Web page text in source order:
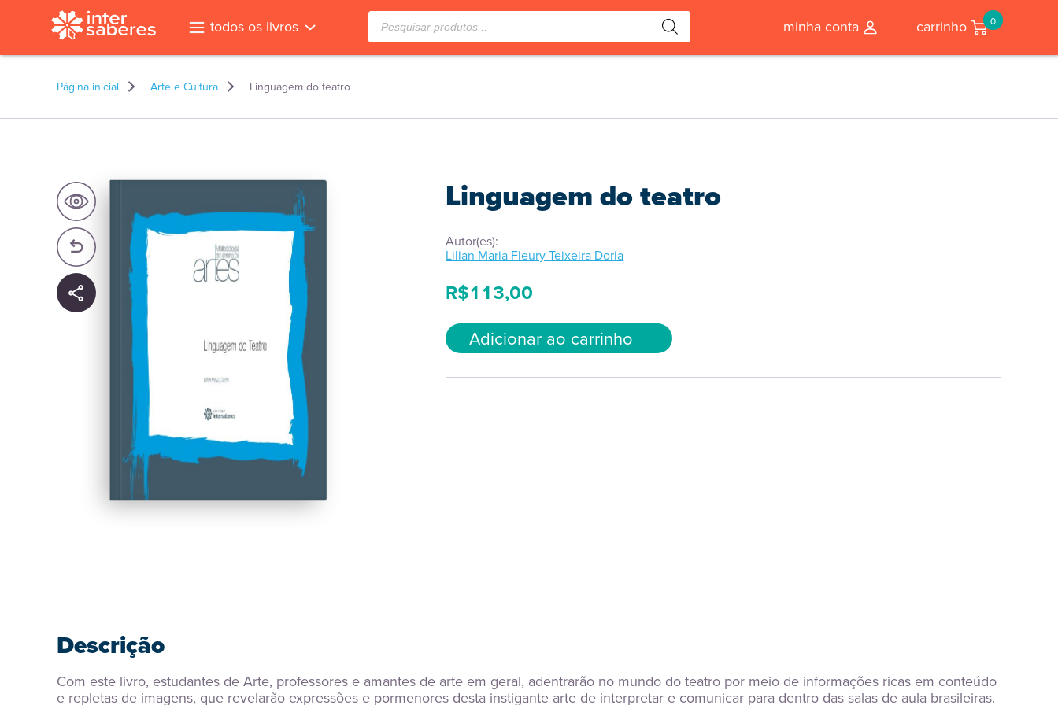
todos os livros
Pesquisar
produtos
minha conta carrinho 0
Página inicial Arte e Cultura Linguagem do teatro
Linguagem do teatro
Autor(es):
Lilian Maria Fleury Teixeira Doria
R$113,00
Adicionar ao carrinho
Descrição
Com este livro, estudantes de Arte, professores e amantes de arte em geral, adentrarão no mundo do teatro por meio de informações ricas em conteúdo
e repletas de imagens, que revelarão expressões e pormenores desta instigante arte de interpretar e comunicar para dentro das salas de aula brasileiras.